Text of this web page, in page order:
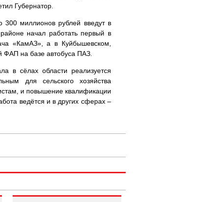
Губернатор.
300 миллионов рублей введут в
начал работать первый в
«КамАЗ», а в Куйбышевском,
на базе автобуса ПАЗ.
в сёлах области реализуется
для сельского хозяйства
и повышение квалификации
ведётся и в других сферах –